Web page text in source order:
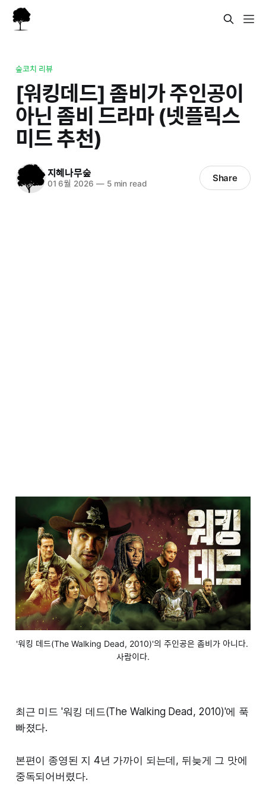
숲코치 리뷰
[워킹데드] 좀비가 주인공이
아닌 좀비 드라마 (넷플릭스
미드 추천)
지혜나무숲
01 6월 2026 —5 min read Share
'워킹 데드(The Walking Dead, 2010)'의 주인공은 좀비가 아니다.
사람이다.
최근 미드 '워킹 데드(The Walking Dead, 2010)'에 푹
빠졌다.
본편이 종영된 지 4년 가까이 되는데, 뒤늦게 그 맛에
중독되어버렸다.